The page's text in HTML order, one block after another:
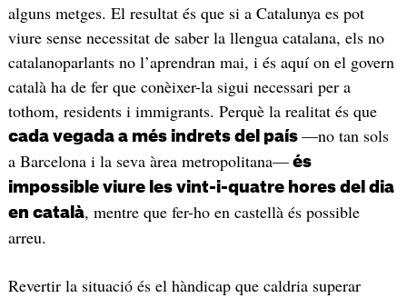
alguns metges. El resultat és que si a Catalunya es pot
viure sense necessitat de saber la llengua catalana, els no
catalanoparlants no l’aprendran mai, i és aquí on el govern
català ha de fer que conèixer-la sigui necessari per a
tothom, residents i immigrants. Perquè la realitat és que
cada vegada a més indrets del país —no tan sols
a Barcelona i la seva àrea metropolitana—és
impossible viure les vint-i-quatre hores del dia
en català, mentre que fer-ho en castellà és possible
arreu.
Revertir la situació és el hàndicap que caldria superar